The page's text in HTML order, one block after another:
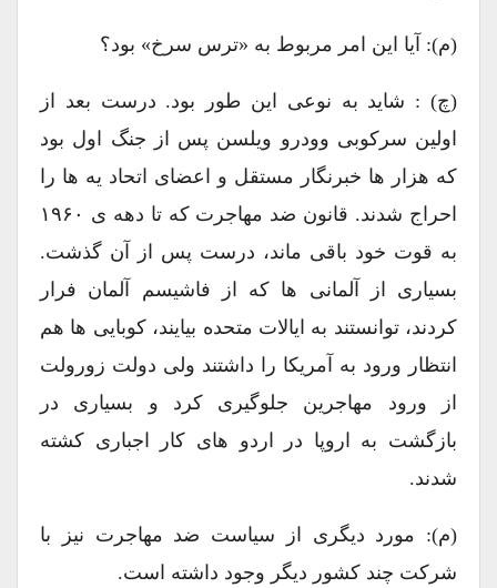
(م): آیا این امر مربوط به «ترس سرخ» بود؟
(چ) : شاید به نوعی این طور بود. درست بعد از
اولین سرکوبی وودرو ویلسن پس از جنگ اول بود
که هزار ها خبرنگار مستقل و اعضای اتحاد یه ها را
احراج شدند. قانون ضد مهاجرت که تا دهه ی ۱۹۶۰
به قوت خود باقی ماند، درست پس از آن گذشت.
بسیاری از آلمانی ها که از فاشیسم آلمان فرار
کردند، توانستند به ایالات متحده بیایند، کوبایی ها هم
انتظار ورود به آمریکا را داشتند ولی دولت زورولت
از ورود مهاجرین جلوگیری کرد و بسیاری در
بازگشت به اروپا در اردو های کار اجباری کشته
شدند.
(م): مورد دیگری از سیاست ضد مهاجرت نیز با
شرکت چند کشور دیگر وجود داشته است.